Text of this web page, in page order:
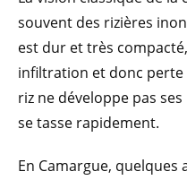
souvent des rizières
est dur et très
infiltration et donc perte
riz ne développe pas
se tasse rapidement.
En Camargue,